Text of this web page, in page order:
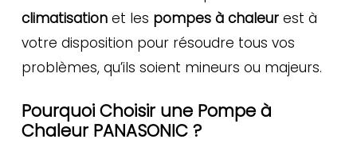
climatisationet les pompes à chaleurest à
votre disposition pour résoudre tous vos
problèmes, qu’ils soient mineurs ou majeurs.
Pourquoi Choisir une Pompe à
Chaleur PANASONIC ?